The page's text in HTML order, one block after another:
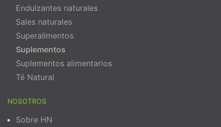
Endulzantes naturales
Sales naturales
Superalimentos
Suplementos
Suplementos alimentarios
Té Natural
NOSOTROS
Sobre HN